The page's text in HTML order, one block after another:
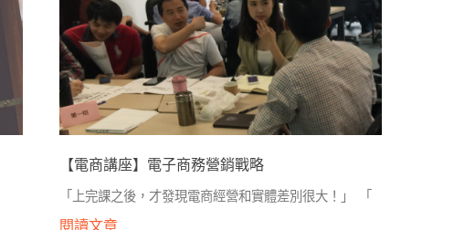
【電商講座】電子商務營銷戰略
「上完課之後，才發現電商經營和實體差別很大！」 「
閱讀文章